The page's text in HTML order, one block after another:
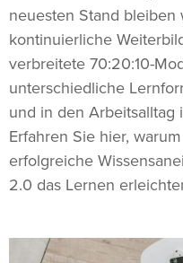
neuesten Stand bleiben
kontinuierliche
verbreitete 70:20:10-
unterschiedliche
und in den
Erfahren Sie hier,
erfolgreiche
2.0 das Lernen